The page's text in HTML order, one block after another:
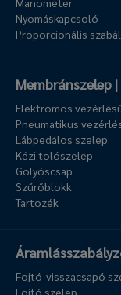
Nyomáskapcsoló
Proporcionális
Membránszelep
Elektromos
Pneumatikus
Lábpedálos szelep
Kézi tolószelep
Golyóscsap
Szűrőblokk
Tartozék
Fojtó-visszacsapó
Fojtó szelep